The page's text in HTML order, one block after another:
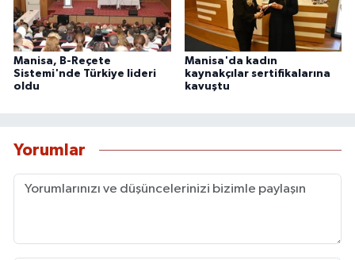
Manisa, B-Reçete
Sistemi'nde Türkiye lideri
oldu
Manisa'da kadın
kaynakçılar sertifikalarına
kavuştu
Yorumlar